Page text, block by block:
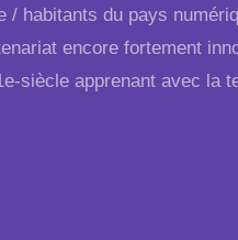
/ habitants du pays
encore fortement
siècle apprenant avec la